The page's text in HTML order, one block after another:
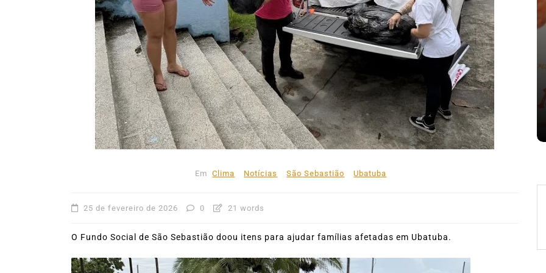
Em Clima Notícias São Sebastião Ubatuba
25 de fevereiro de 2026 0 21 words
O Fundo Social de São Sebastião doou itens para ajudar famílias afetadas em Ubatuba.
movimenta Ilhabela durante o
mês de agosto
5 de agosto de 2026 0 227 words
Boteco do Camarão
Culinária Caiçara
Cultura Caiçara
Eventos em Ilhabela
Festival do Camarão
Gastronomia
Ilhabela
Litoral Norte Turismo
Em Expresso News
Ilhabela divulga grupos e
primeiros jogos do Campeonato
Municipal de Futebol
6 de agosto de 2026 0 478 words